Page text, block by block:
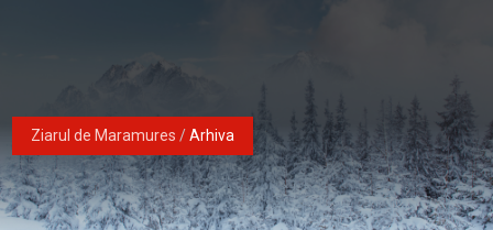
Ziarul de Maramures /Arhiva